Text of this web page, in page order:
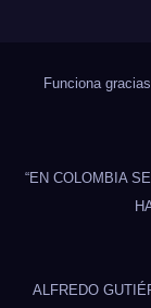
Funciona
“EN COLOMBIA
ALFREDO